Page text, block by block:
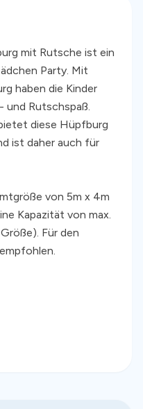
mit Rutsche ist ein
Party. Mit
haben die Kinder
und Rutschspaß.
diese Hüpfburg
ist daher auch für
von 5m x 4m
Kapazität von max.
Für den